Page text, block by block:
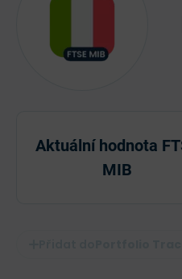
Aktuální hodnota
MIB